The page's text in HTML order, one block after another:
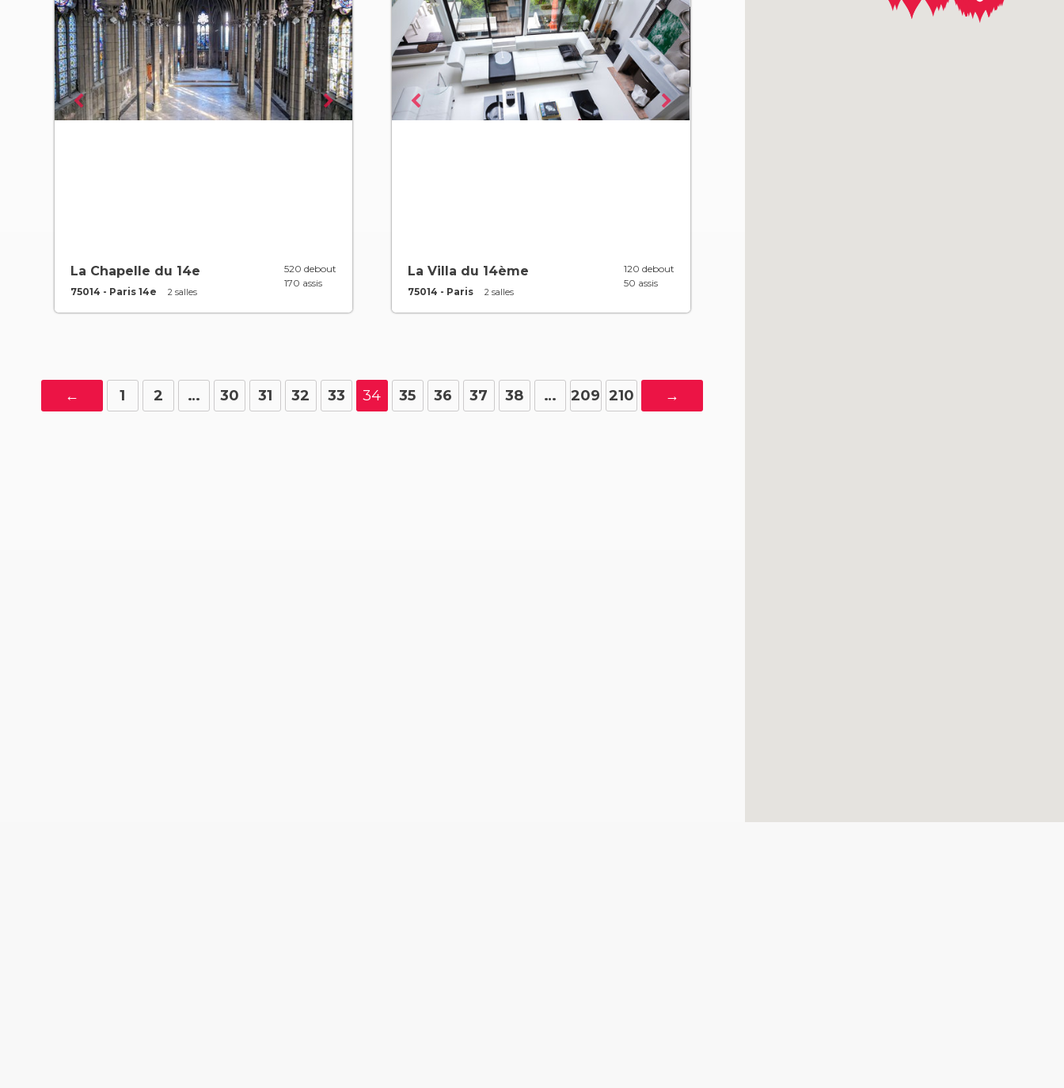
La Chapelle du 14e
75014 - Paris 14e 2 salles
520 debout
170 assis
La Villa du 14ème
75014 - Paris 2 salles
120 debout
50 assis
← 1 2 … 30 31 32 33 34 35 36 37 38 … 209 210 →